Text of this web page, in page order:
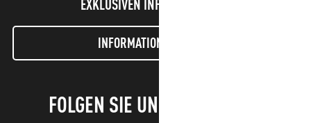
EXKLUSIVEN INFORMATIONEN!
INFORMATIONEN LETTER
FOLGEN SIE UNS!